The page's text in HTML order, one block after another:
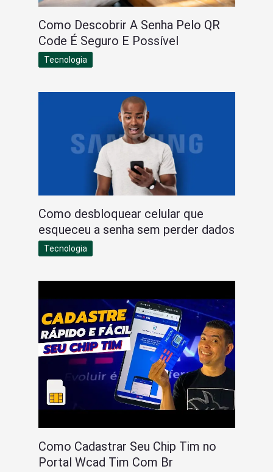
Como Descobrir A Senha Pelo QR
Code É Seguro E Possível
Tecnologia
Como desbloquear celular que
esqueceu a senha sem perder dados
Tecnologia
Como Cadastrar Seu Chip Tim no
Portal Wcad Tim Com Br